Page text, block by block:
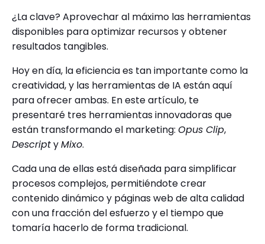
¿La clave? Aprovechar al máximo las herramientas
disponibles para optimizar recursos y obtener
resultados tangibles.
Hoy en día, la eficiencia es tan importante como la
creatividad, y las herramientas de IA están aquí
para ofrecer ambas. En este artículo, te
presentaré tres herramientas innovadoras que
están transformando el marketing: Opus Clip,
DescriptyMixo.
Cada una de ellas está diseñada para simplificar
procesos complejos, permitiéndote crear
contenido dinámico y páginas web de alta calidad
con una fracción del esfuerzo y el tiempo que
tomaría hacerlo de forma tradicional.